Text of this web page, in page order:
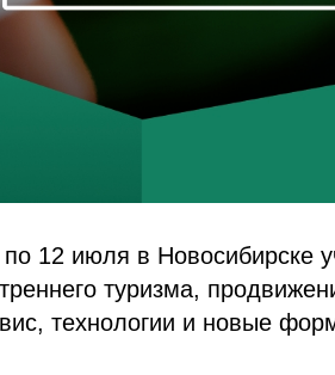
12 июля в Новосибирске
туризма,
технологии и новые